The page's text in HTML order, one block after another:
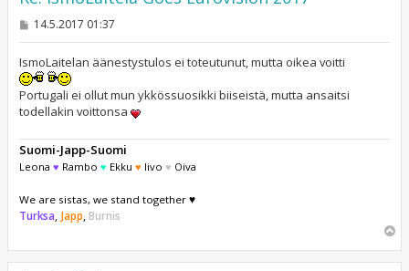
V
s
t
i
14.5.2017 01:37
IsmoLaitelan äänestystulos ei toteutunut, mutta oikea voitti
Portugali ei ollut mun ykkössuosikki biiseistä, mutta ansaitsi
todellakin voittonsa
Suomi-Japp-Suomi
Leona ♥ Rambo ♥ Ekku ♥ Iivo ♥ Oiva
We are sistas, we stand together ♥
Turksa, Japp, Burnis
ö